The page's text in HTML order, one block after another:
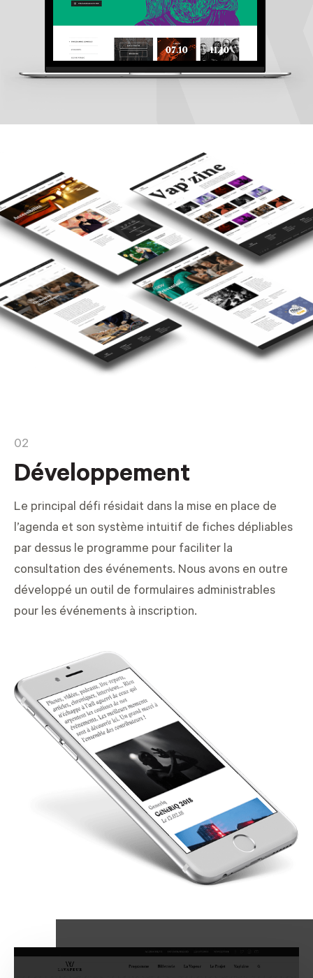
02
Développement
Le principal défi résidait dans la mise en place de
l’agenda et son système intuitif de fiches dépliables
par dessus le programme pour faciliter la
consultation des événements. Nous avons en outre
développé un outil de formulaires administrables
pour les événements à inscription.